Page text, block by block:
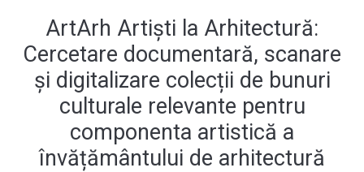
ArtArh Artiști la Arhitectură:
Cercetare documentară, scanare
și digitalizare colecții de bunuri
culturale relevante pentru
componenta artistică a
învățământului de arhitectură